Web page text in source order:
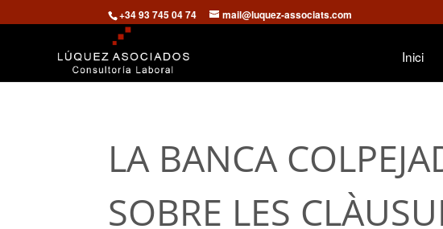
+34 93 745 04 74 mail@luquez-associats.com
Inici
LA BANCA
SOBRE LES